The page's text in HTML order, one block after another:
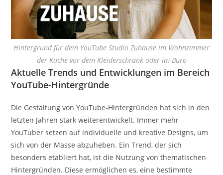
Hintergrund für dein YouTube Studio Zuhause im Wohnzimmer
der Küche vor dem Kleiderschrank oder im Büro
Aktuelle Trends und Entwicklungen im Bereich
YouTube-Hintergründe
Die Gestaltung von YouTube-Hintergründen hat sich in den
letzten Jahren stark weiterentwickelt. Immer mehr
YouTuber setzen auf individuelle und kreative Designs, um
sich von der Masse abzuheben. Ein Trend, der sich
besonders etabliert hat, ist die Nutzung von thematischen
Hintergründen. Diese ermöglichen es, eine bestimmte